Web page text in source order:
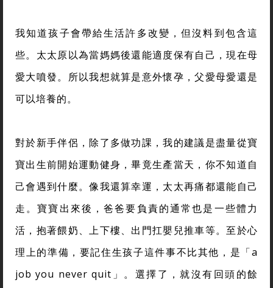
我知道孩子會帶給生活許多改變，但沒料到包含這
些。太太原以為當媽媽後還能適度保有自己，現在母
愛大噴發。所以我想就算是意外懷孕，父愛母愛還是
可以培養的。
對於新手伴侶，除了多做功課，我的建議是盡量從寶
寶出生前開始運動健身，畢竟生產當天，你不知道自
己會遇到什麼。像我還算幸運，太太再痛都還能自己
走。寶寶出來後，爸爸要負責的通常也是一些體力
活，抱著餵奶、上下樓、出門扛嬰兒推車等。至於心
理上的準備，要記住生孩子這件事不比其他，是「a
job you never quit」。選擇了，就沒有回頭的餘